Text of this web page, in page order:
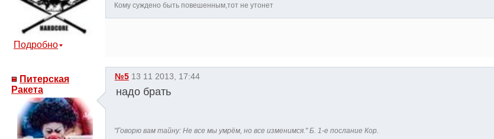
Подробно
Кому суждено быть повешенным,тот не утонет
Питерская
Ракета
№5 13 11 2013, 17:44
надо брать
"Говорю вам тайну: Не все мы умрём, но все изменимся." Б. 1-е послание Кор.